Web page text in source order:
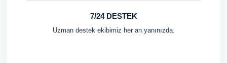
7/24 DESTEK
Uzman destek ekibimiz her an yanınızda.